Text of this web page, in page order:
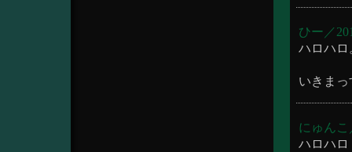
ひー／
ハロハロ
いきまっ
にゅんこ
ハロハロ